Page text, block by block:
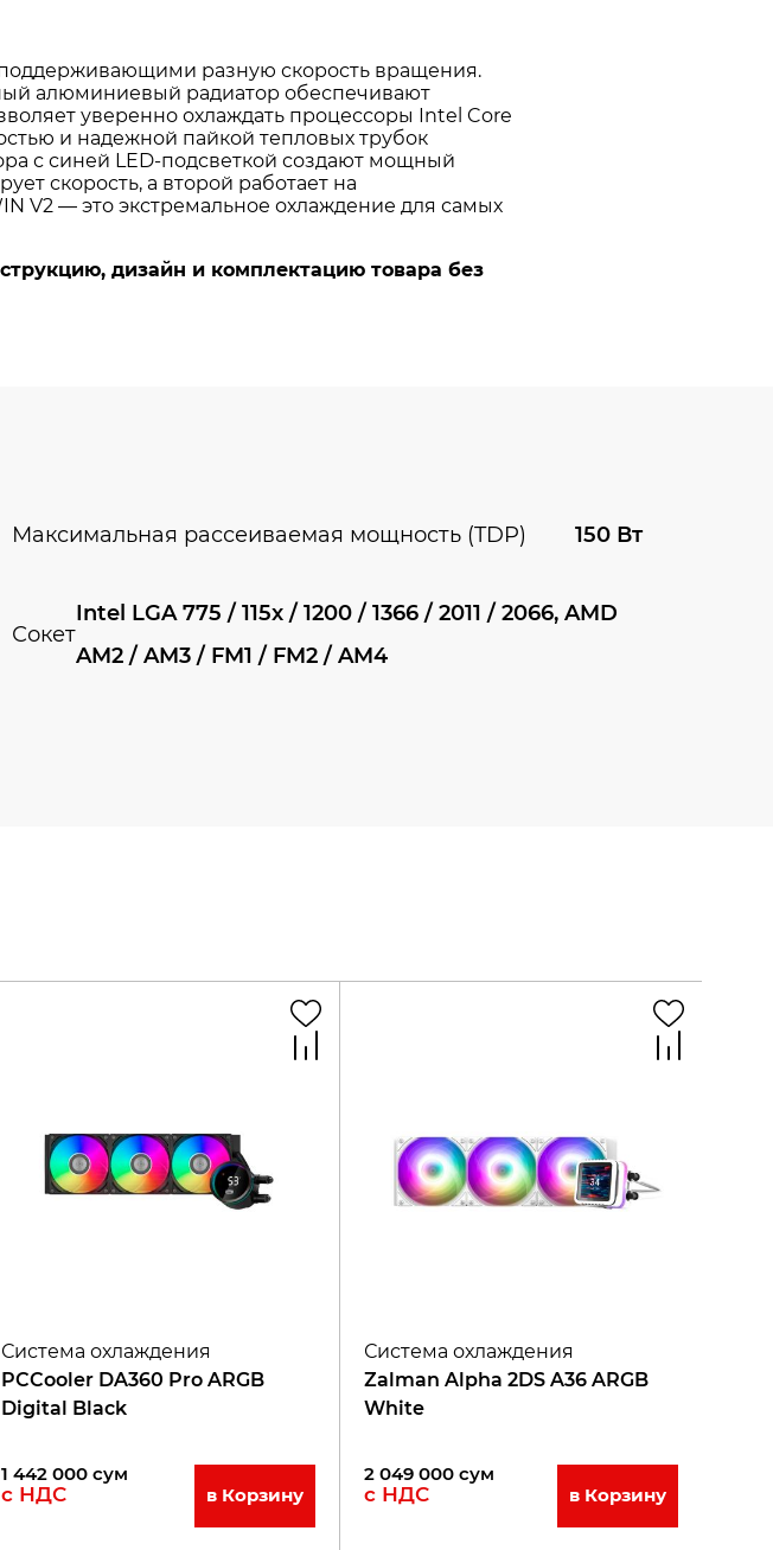
Максимальная рассеиваемая мощность (TDP) 150 Вт
Сокет
Intel LGA 775 / 115x / 1200 / 1366 / 2011 / 2066, AMD
AM2 / AM3 / FM1 / FM2 / AM4
Система охлаждения
PCCooler DA360 Pro ARGB
Digital Black
1 442 000 сум
с НДС в Корзину
Система охлаждения
Zalman Alpha 2DS A36 ARGB
White
2 049 000 сум
с НДС в Корзину